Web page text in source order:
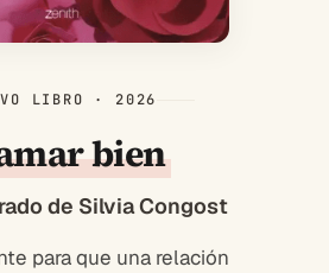
LIBRO · 2026
bien
de Silvia Congost
para que una relación